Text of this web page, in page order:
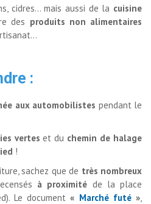
cidres… mais aussi de la cuisine
des produits non alimentaires
:
aux automobilistes pendant le
vertes et du chemin de halage
!
sachez que de très nombreux
à proximité de la place
Le document« Marché futé»